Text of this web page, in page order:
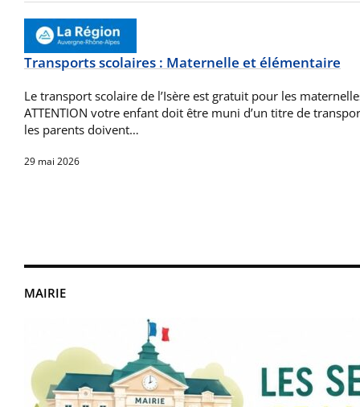
MAIRIE
Transports scolaires : Maternelle et élémentaire
Le transport scolaire de l’Isère est gratuit pour les
ATTENTION votre enfant doit être muni d’un titre de
les parents doivent…
29 mai 2026